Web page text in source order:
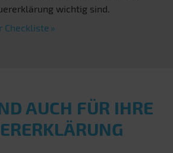
wichtig sind.
Checkliste
AUCH FÜR IHRE